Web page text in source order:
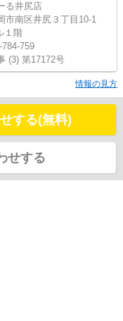
る井尻店
市南区井尻３丁目10-1
１階
759
(3) 第17172号
情報の見方
する(無料)
せする